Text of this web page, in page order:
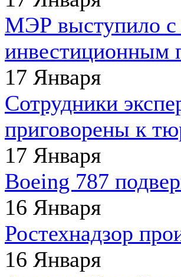
МЭР выступило с
инвестиционным
17 Января
Сотрудники
приговорены к
17 Января
Boeing 787
16 Января
Ростехнадзор
16 Января